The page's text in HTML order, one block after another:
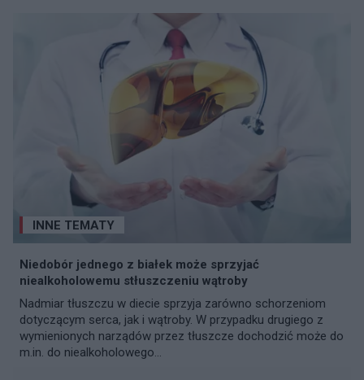
INNE TEMATY
Niedobór jednego z białek może sprzyjać
niealkoholowemu stłuszczeniu wątroby
Nadmiar tłuszczu w diecie sprzyja zarówno schorzeniom
dotyczącym serca, jak i wątroby. W przypadku drugiego z
wymienionych narządów przez tłuszcze dochodzić może do
m.in. do niealkoholowego...